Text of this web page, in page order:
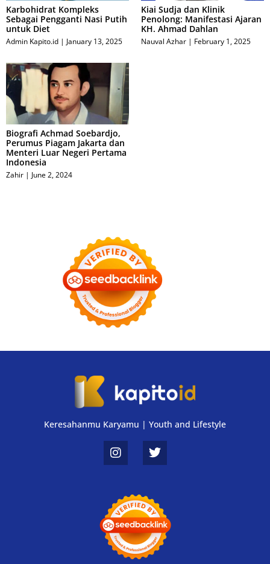
Karbohidrat Kompleks
Sebagai Pengganti Nasi Putih
untuk Diet
Admin Kapito.id January 13, 2025
Kiai Sudja dan Klinik
Penolong: Manifestasi Ajaran
KH. Ahmad Dahlan
Nauval Azhar February 1, 2025
Biografi Achmad Soebardjo,
Perumus Piagam Jakarta dan
Menteri Luar Negeri Pertama
Indonesia
Zahir June 2, 2024
Keresahanmu Karyamu | Youth and Lifestyle